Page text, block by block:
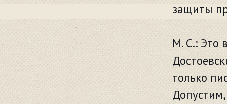
защиты
М. С.: Это
только